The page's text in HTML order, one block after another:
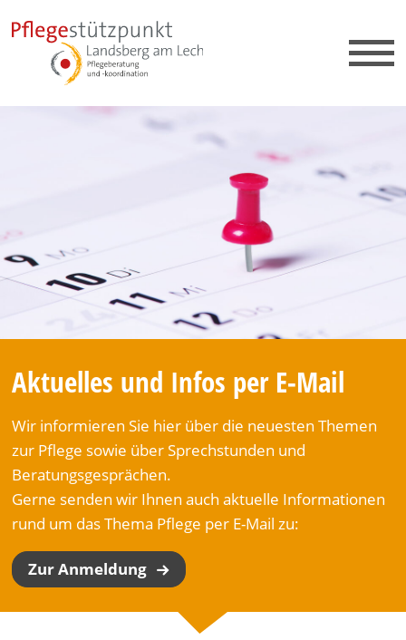
Aktuelles und Infos per E-Mail
Wir informieren Sie hier über die neuesten Themen
zur Pflege sowie über Sprechstunden und
Beratungsgesprächen.
Gerne senden wir Ihnen auch aktuelle Informationen
rund um das Thema Pflege per E-Mail zu:
Zur Anmeldung